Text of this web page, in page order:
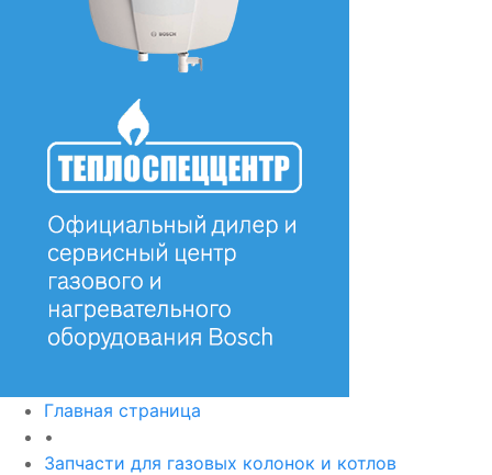
Главная страница
•
Запчасти для газовых колонок и котлов